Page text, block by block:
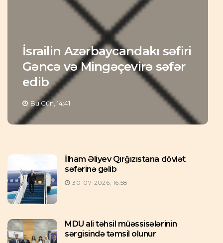
İsrailin Azərbaycandakı səfiri
Gəncə və Mingəçevirə səfər
edib
Bu Gün, 14:41
İlham Əliyev Qırğızıstana dövlət
səfərinə gəlib
30-07-2026, 16:58
MDU ali təhsil müəssisələrinin
sərgisində təmsil olunur